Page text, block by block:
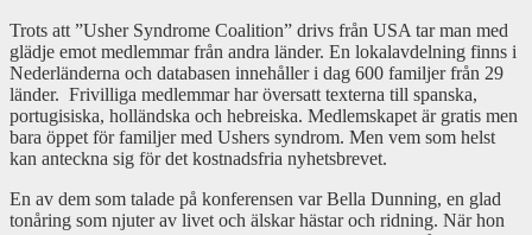
Trots att ”Usher Syndrome Coalition” drivs från USA tar man med
glädje emot medlemmar från andra länder. En lokalavdelning finns i
Nederländerna och databasen innehåller i dag 600 familjer från 29
länder. Frivilliga medlemmar har översatt texterna till spanska,
portugisiska, holländska och hebreiska. Medlemskapet är gratis men
bara öppet för familjer med Ushers syndrom. Men vem som helst
kan anteckna sig för det kostnadsfria nyhetsbrevet.
En av dem som talade på konferensen var Bella Dunning, en glad
tonåring som njuter av livet och älskar hästar och ridning. När hon